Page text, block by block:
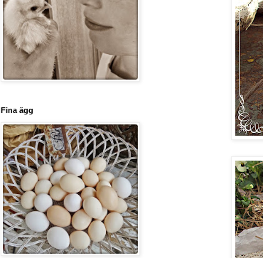
Fina ägg